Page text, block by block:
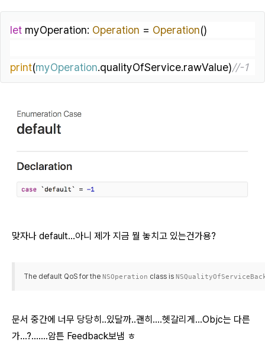
let myOperation: Operation = Operation()
print(myOperation.qualityOfService.rawValue)//-1
맞자나 default...아니 제가 지금 뭘 놓치고 있는건가용?
The default QoS for the NSOperation class is
문서 중간에 너무 당당히..있달까..괜히....헷갈리게...Objc는 다른
가...?.......암튼 Feedback보냄 ㅎ